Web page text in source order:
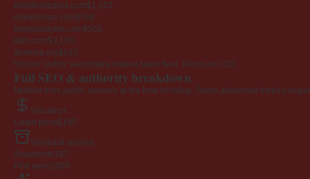
kinfolksbbqma.com$1,103
marketician.com$768
kenishastyles.com$565
lafm.com$3,100
airnesia.org$610
Source: public secondary-market sales feed. Prices in USD.
Full SEO & authority breakdown
Verified from public sources at the time of listing. Some advanced metrics
Valuation
Listed price$195
Wayback archive
Snapshots 107
First seen2009